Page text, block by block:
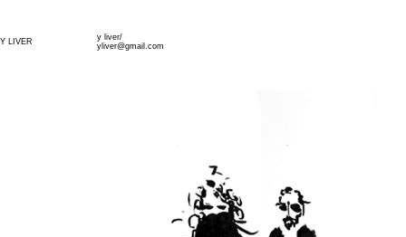
Y LIVER
y liver/
yliver@gmail.com